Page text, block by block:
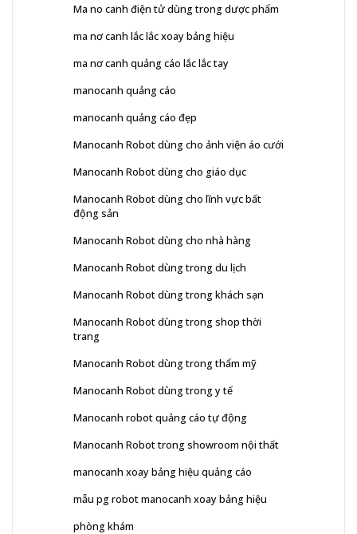
Ma no canh điện tử dùng trong dược phẩm
ma nơ canh lắc lắc xoay bảng hiệu
ma nơ canh quảng cáo lắc lắc tay
manocanh quảng cáo
manocanh quảng cáo đẹp
Manocanh Robot dùng cho ảnh viện áo cưới
Manocanh Robot dùng cho giáo dục
Manocanh Robot dùng cho lĩnh vực bất
động sản
Manocanh Robot dùng cho nhà hàng
Manocanh Robot dùng trong du lịch
Manocanh Robot dùng trong khách sạn
Manocanh Robot dùng trong shop thời
trang
Manocanh Robot dùng trong thẩm mỹ
Manocanh Robot dùng trong y tế
Manocanh robot quảng cáo tự động
Manocanh Robot trong showroom nội thất
manocanh xoay bảng hiệu quảng cáo
mẫu pg robot manocanh xoay bảng hiệu
phòng khám